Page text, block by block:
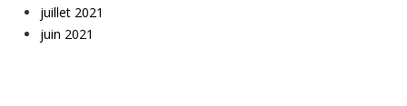
juillet 2021
juin 2021